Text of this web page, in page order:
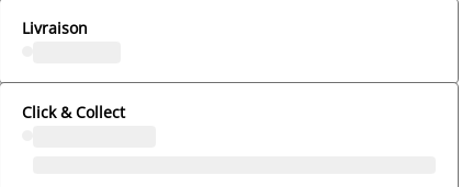
Livraison
Click & Collect